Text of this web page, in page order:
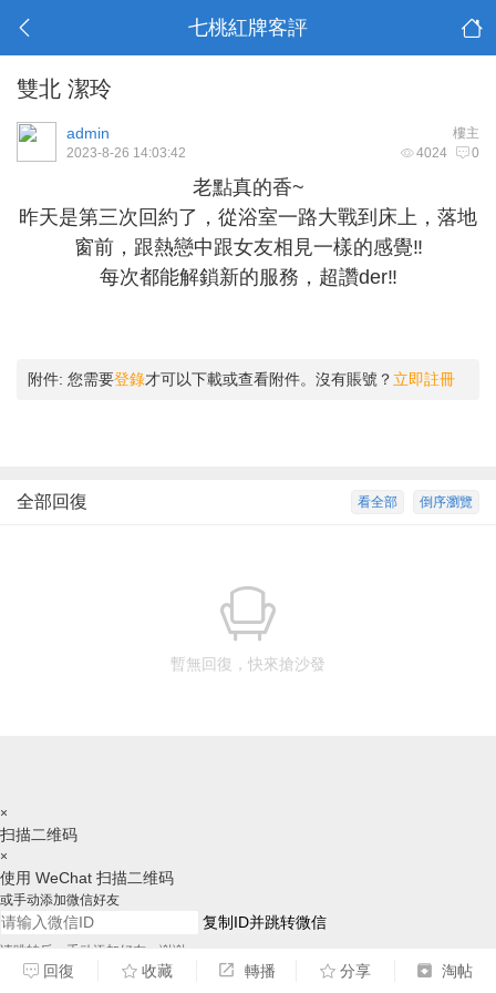
七桃紅牌客評
雙北 潔玲
樓主
admin
4024 0
2023-8-26 14:03:42
老點真的香~
昨天是第三次回約了，從浴室一路大戰到床上，落地
窗前，跟熱戀中跟女友相見一樣的感覺‼️
每次都能解鎖新的服務，超讚der‼️
附件: 您需要登錄才可以下載或查看附件。沒有賬號？ 立即註冊
倒序瀏覽
看全部
全部回復
暫無回復，快來搶沙發
回復 收藏 轉播 分享 淘帖
×
扫描二维码
×
使用 WeChat 扫描二维码
或手动添加微信好友
复制ID并跳转微信
请跳转后，手动添加好友，谢谢